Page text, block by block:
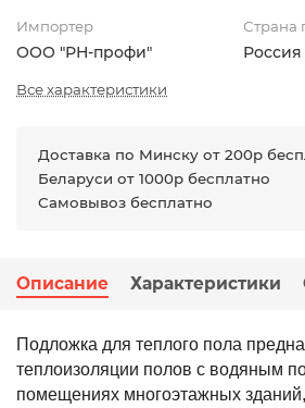
Импортер
ООО "РН-профи"
Страна
Россия
Все характеристики
Доставка по Минску от 200р
Беларуси от 1000р бесплатно
Самовывоз бесплатно
Описание Характеристики
Подложка для теплого пола
теплоизоляции полов с водяным
помещениях многоэтажных